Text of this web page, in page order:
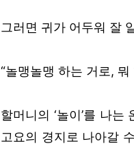
그러면 귀가 어두워 잘
“놀맹놀맹 하는 거로,
할머니의 ‘놀이’를 나
고요의 경지로 나아갈